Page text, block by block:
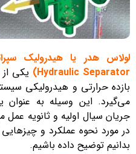
لولاس هدر
Hydraulic Separator) یکی
بازده حرارتی و هیدرولیکی
می‌گیرد. این وسیله به عنوان
جریان سیال اولیه و ثانویه
در مورد نحوه عملکرد و چیزهایی
بدانیم توضیح داده باشیم.